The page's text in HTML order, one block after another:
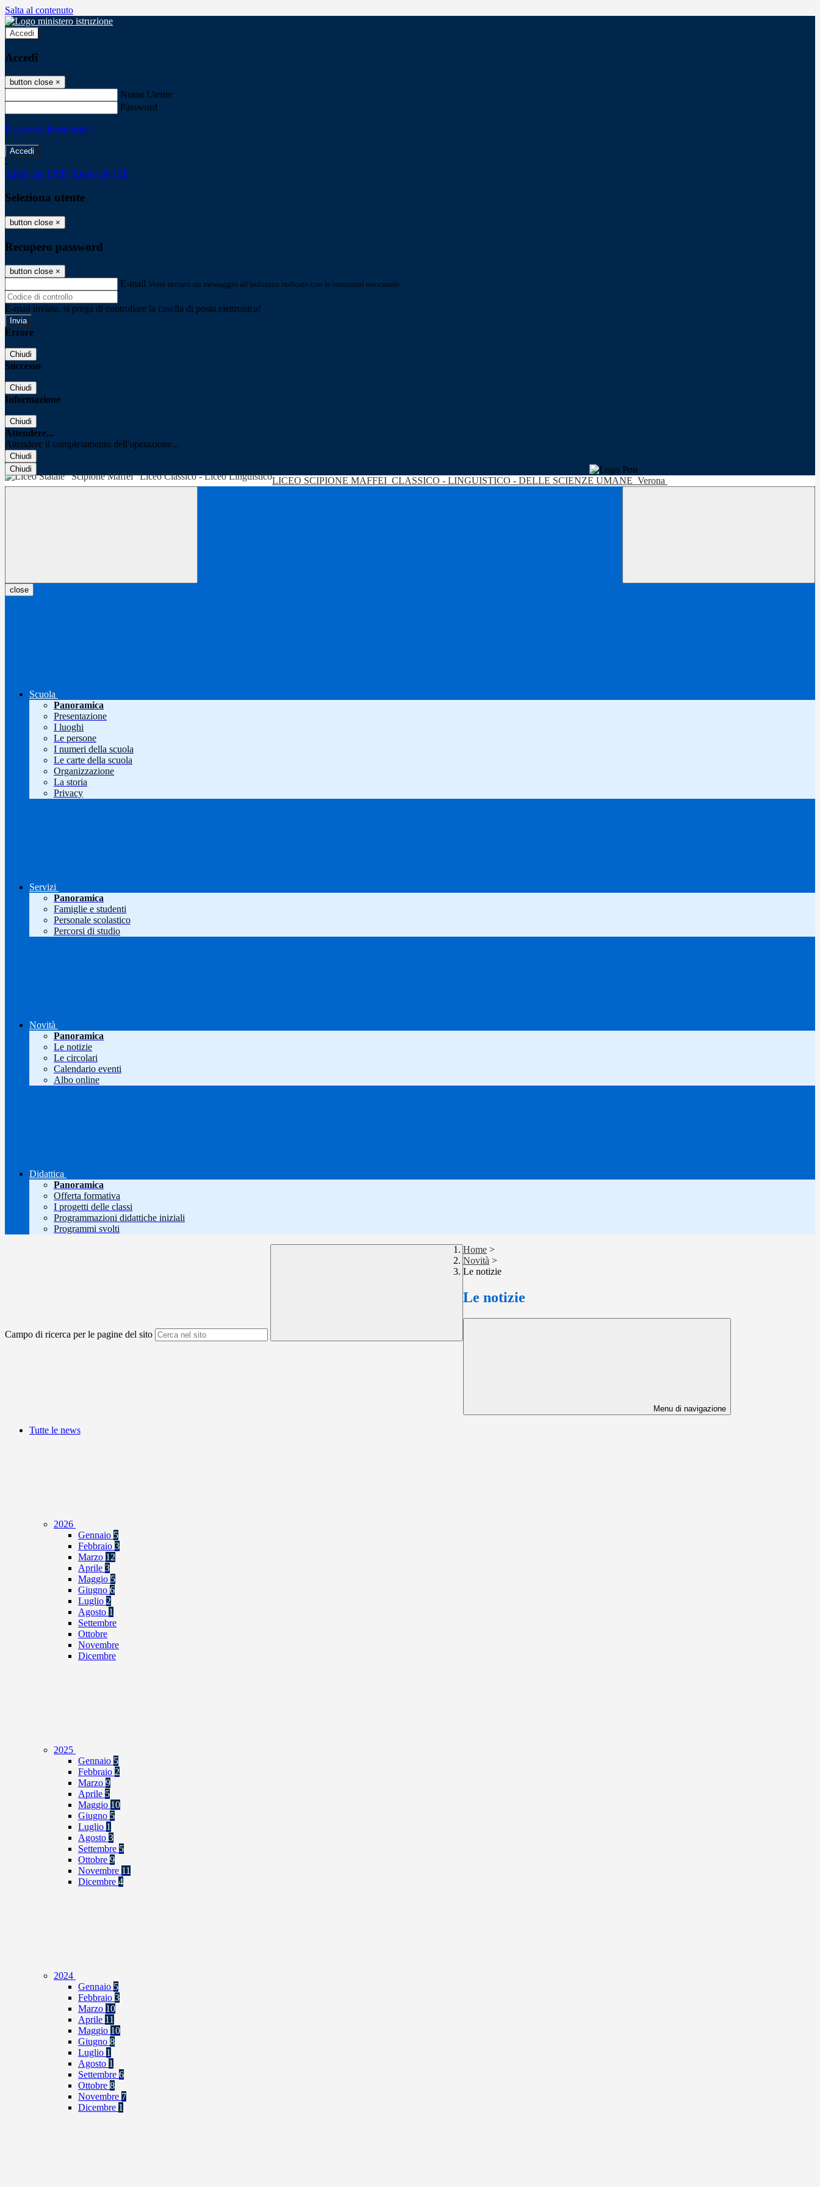
Salta al contenuto
Accedi
Accedi
button close ×
Nome Utente
Password
Password dimenticata?
-
Entra con SPID Entra con CIE
Seleziona utente
button close ×
Recupero password
button close ×
E-mail Verrà inviato un messaggio all'indirizzo indicato con le istruzioni necessarie.
E-mail inviata, si prega di controllare la casella di posta elettronica!
Errore
Chiudi
Successo
Chiudi
Informazione
Chiudi
Attendere...
Attendere il completamento dell'operazione...
Chiudi
Chiudi
LICEO SCIPIONE MAFFEI CLASSICO - LINGUISTICO - DELLE SCIENZE UMANE Verona
close
Scuola
Panoramica
Presentazione
I luoghi
Le persone
I numeri della scuola
Le carte della scuola
Organizzazione
La storia
Privacy
Servizi
Panoramica
Famiglie e studenti
Personale scolastico
Percorsi di studio
Novità
Panoramica
Le notizie
Le circolari
Calendario eventi
Albo online
Didattica
Panoramica
Offerta formativa
I progetti delle classi
Programmazioni didattiche iniziali
Programmi svolti
Campo di ricerca per le pagine del sito
Home >
Novità >
Le notizie
Le notizie
Menu di navigazione
Tutte le news
2026
Gennaio 5
Febbraio 3
Marzo 12
Aprile 3
Maggio 5
Giugno 6
Luglio 2
Agosto 1
Settembre
Ottobre
Novembre
Dicembre
2025
Gennaio 5
Febbraio 2
Marzo 9
Aprile 5
Maggio 10
Giugno 5
Luglio 1
Agosto 3
Settembre 5
Ottobre 9
Novembre 11
Dicembre 4
2024
Gennaio 5
Febbraio 3
Marzo 10
Aprile 11
Maggio 10
Giugno 8
Luglio 1
Agosto 1
Settembre 6
Ottobre 8
Novembre 7
Dicembre 1